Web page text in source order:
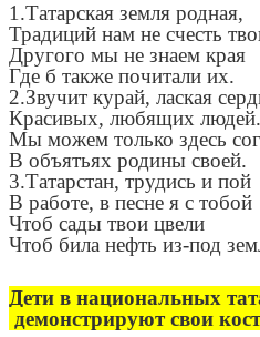
1.Татарская земля родная,
Традиций нам не счесть
Другого мы не знаем края
Где б также почитали их.
2.Звучит курай, лаская
Красивых, любящих людей.
Мы можем только здесь
В объятьях родины своей.
3.Татарстан, трудись и пой
В работе, в песне я с тобой
Чтоб сады твои цвели
Чтоб била нефть из-под
Дети в национальных
демонстрируют свои